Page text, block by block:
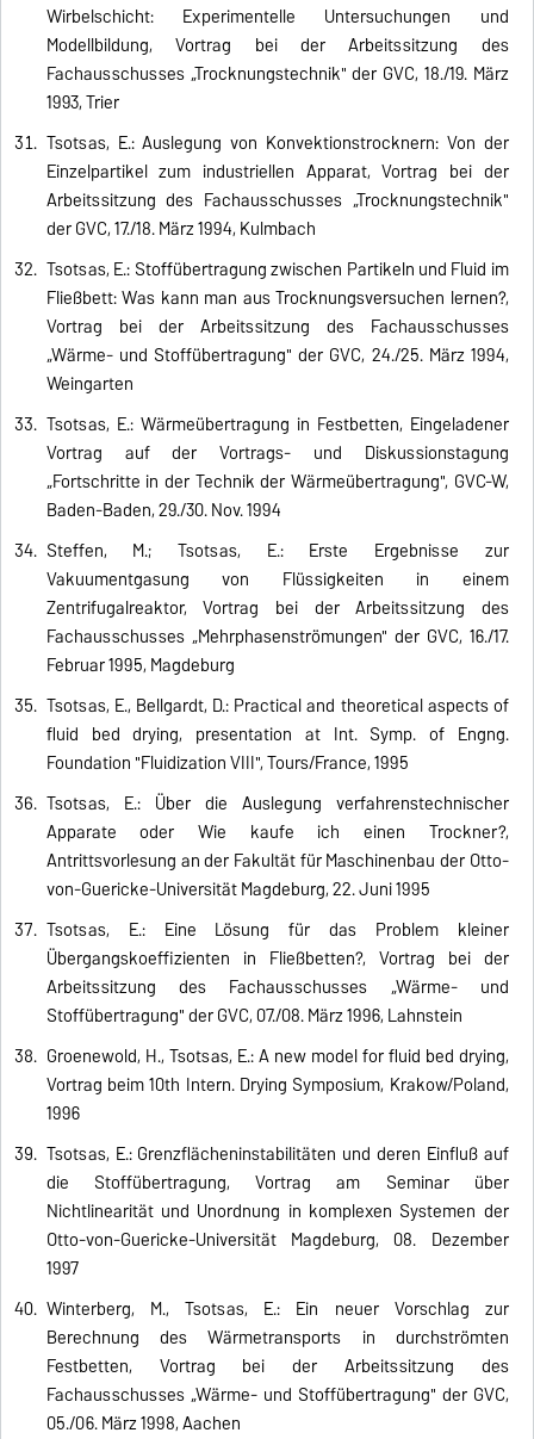
Wirbelschicht: Experimentelle Untersuchungen und
Modellbildung, Vortrag bei der Arbeitssitzung des
Fachausschusses „Trocknungstechnik" der GVC, 18./19. März
1993, Trier
Tsotsas, E.: Auslegung von Konvektionstrocknern: Von der
Einzelpartikel zum industriellen Apparat, Vortrag bei der
Arbeitssitzung des Fachausschusses „Trocknungstechnik"
der GVC, 17./18. März 1994, Kulmbach
Tsotsas, E.: Stoffübertragung zwischen Partikeln und Fluid im
Fließbett: Was kann man aus Trocknungsversuchen lernen?,
Vortrag bei der Arbeitssitzung des Fachausschusses
„Wärme- und Stoffübertragung" der GVC, 24./25. März 1994,
Weingarten
Tsotsas, E.: Wärmeübertragung in Festbetten, Eingeladener
Vortrag auf der Vortrags- und Diskussionstagung
„Fortschritte in der Technik der Wärmeübertragung", GVC-W,
Baden-Baden, 29./30. Nov. 1994
Steffen, M.; Tsotsas, E.: Erste Ergebnisse zur
Vakuumentgasung von Flüssigkeiten in einem
Zentrifugalreaktor, Vortrag bei der Arbeitssitzung des
Fachausschusses „Mehrphasenströmungen" der GVC, 16./17.
Februar 1995, Magdeburg
Tsotsas, E., Bellgardt, D.: Practical and theoretical aspects of
fluid bed drying, presentation at Int. Symp. of Engng.
Foundation "Fluidization VIII", Tours/France, 1995
Tsotsas, E.: Über die Auslegung verfahrenstechnischer
Apparate oder Wie kaufe ich einen Trockner?,
Antrittsvorlesung an der Fakultät für Maschinenbau der Otto-
von-Guericke-Universität Magdeburg, 22. Juni 1995
Tsotsas, E.: Eine Lösung für das Problem kleiner
Übergangskoeffizienten in Fließbetten?, Vortrag bei der
Arbeitssitzung des Fachausschusses „Wärme- und
Stoffübertragung" der GVC, 07./08. März 1996, Lahnstein
Groenewold, H., Tsotsas, E.: A new model for fluid bed drying,
Vortrag beim 10th Intern. Drying Symposium, Krakow/Poland,
1996
Tsotsas, E.: Grenzflächeninstabilitäten und deren Einfluß auf
die Stoffübertragung, Vortrag am Seminar über
Nichtlinearität und Unordnung in komplexen Systemen der
Otto-von-Guericke-Universität Magdeburg, 08. Dezember
1997
Winterberg, M., Tsotsas, E.: Ein neuer Vorschlag zur
Berechnung des Wärmetransports in durchströmten
Festbetten, Vortrag bei der Arbeitssitzung des
Fachausschusses „Wärme- und Stoffübertragung" der GVC,
05./06. März 1998, Aachen